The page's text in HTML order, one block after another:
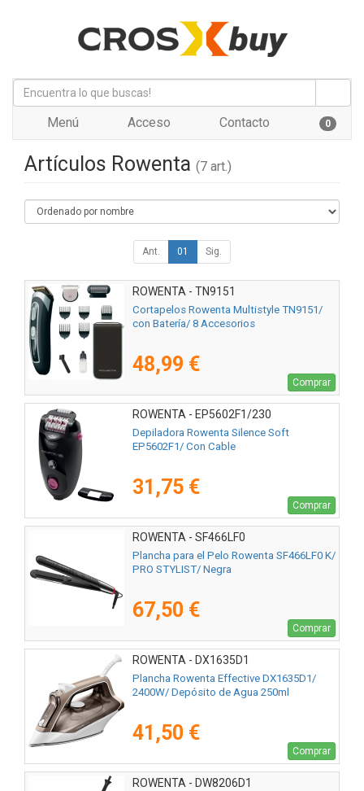
Menú Acceso Contacto 0
Artículos Rowenta (7 art.)
Ant. 01 Sig.
ROWENTA - TN9151
Cortapelos Rowenta Multistyle TN9151/
con Batería/ 8 Accesorios
48,99 €
Comprar
ROWENTA - EP5602F1/230
Depiladora Rowenta Silence Soft
EP5602F1/ Con Cable
31,75 €
Comprar
ROWENTA - SF466LF0
Plancha para el Pelo Rowenta SF466LF0 K/
PRO STYLIST/ Negra
67,50 €
Comprar
ROWENTA - DX1635D1
Plancha Rowenta Effective DX1635D1/
2400W/ Depósito de Agua 250ml
41,50 €
Comprar
ROWENTA - DW8206D1